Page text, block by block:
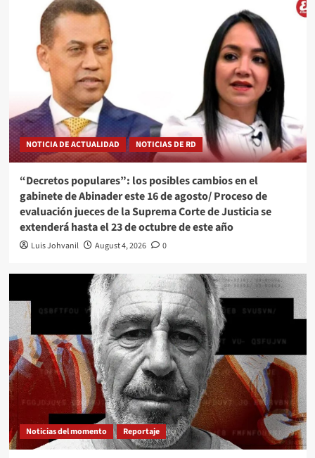
NOTICIA DE ACTUALIDAD NOTICIAS DE RD
“Decretos populares”: los posibles cambios en el
gabinete de Abinader este 16 de agosto/ Proceso de
evaluación jueces de la Suprema Corte de Justicia se
extenderá hasta el 23 de octubre de este año
Luis Johvanil August 4, 2026 0
Noticias del momento Reportaje